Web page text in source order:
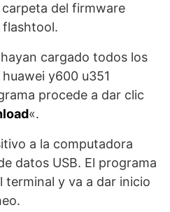
del firmware
flashtool.
cargado todos los
y600 u351
procede a dar clic
«.
a la computadora
datos USB. El programa
terminal y va a dar inicio